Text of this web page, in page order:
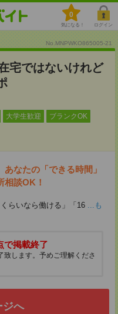
0
気になる！ ログイン
No.MNPWKO865005-21
宅ではないけれど
大学生歓迎 ブランクOK
なたの「できる時間」
相談OK！
らいなら働ける」「16 ...も
で掲載終了
致します。予めご理解くださ
ジへ